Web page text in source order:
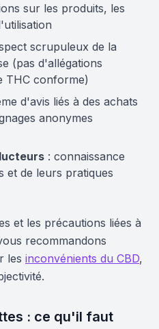
sur les produits, les
scrupuleux de la
(pas d'allégations
THC conforme)
d'avis liés à des achats
anonymes
: connaissance
et de leurs pratiques
et les précautions liées à
recommandons
les inconvénients du CBD,
: ce qu'il faut